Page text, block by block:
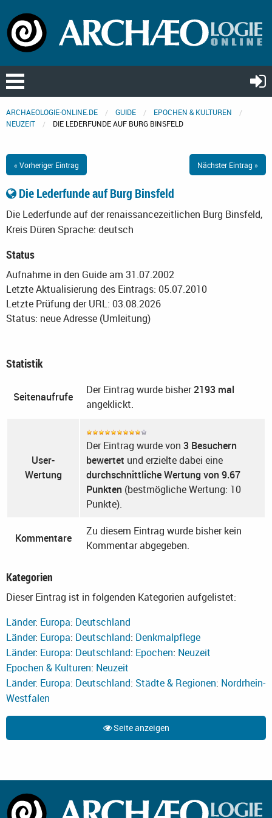
ARCHAEOLOGIE-ONLINE.DE GUIDE
EPOCHEN & KULTUREN
NEUZEIT
DIE LEDERFUNDE AUF BURG BINSFELD
« Vorheriger Eintrag Nächster Eintrag »
Die Lederfunde auf Burg Binsfeld
Die Lederfunde auf der renaissancezeitlichen Burg Binsfeld,
Kreis Düren Sprache: deutsch
Status
Aufnahme in den Guide am 31.07.2002
Letzte Aktualisierung des Eintrags: 05.07.2010
Letzte Prüfung der URL: 03.08.2026
Status: neue Adresse (Umleitung)
Statistik
Seitenaufrufe
Der Eintrag wurde bisher2193 mal
angeklickt.
User-
Wertung
Der Eintrag wurde von 3 Besuchern
bewertet und erzielte dabei eine
durchschnittliche Wertung von 9.67
Punkten (bestmögliche Wertung: 10
Punkte).
Kommentare
Zu diesem Eintrag wurde bisher kein
Kommentar abgegeben.
Kategorien
Dieser Eintrag ist in folgenden Kategorien aufgelistet:
Länder: Europa: Deutschland
Länder: Europa: Deutschland: Denkmalpflege
Länder: Europa: Deutschland: Epochen: Neuzeit
Epochen & Kulturen: Neuzeit
Länder: Europa: Deutschland: Städte & Regionen: Nordrhein-
Westfalen
Seite anzeigen